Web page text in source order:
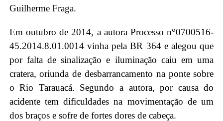
Guilherme Fraga.
Em outubro de 2014, a autora Processo n°0700516-
45.2014.8.01.0014 vinha pela BR 364 e alegou que
por falta de sinalização e iluminação caiu em uma
cratera, oriunda de desbarrancamento na ponte sobre
o Rio Tarauacá. Segundo a autora, por causa do
acidente tem dificuldades na movimentação de um
dos braços e sofre de fortes dores de cabeça.